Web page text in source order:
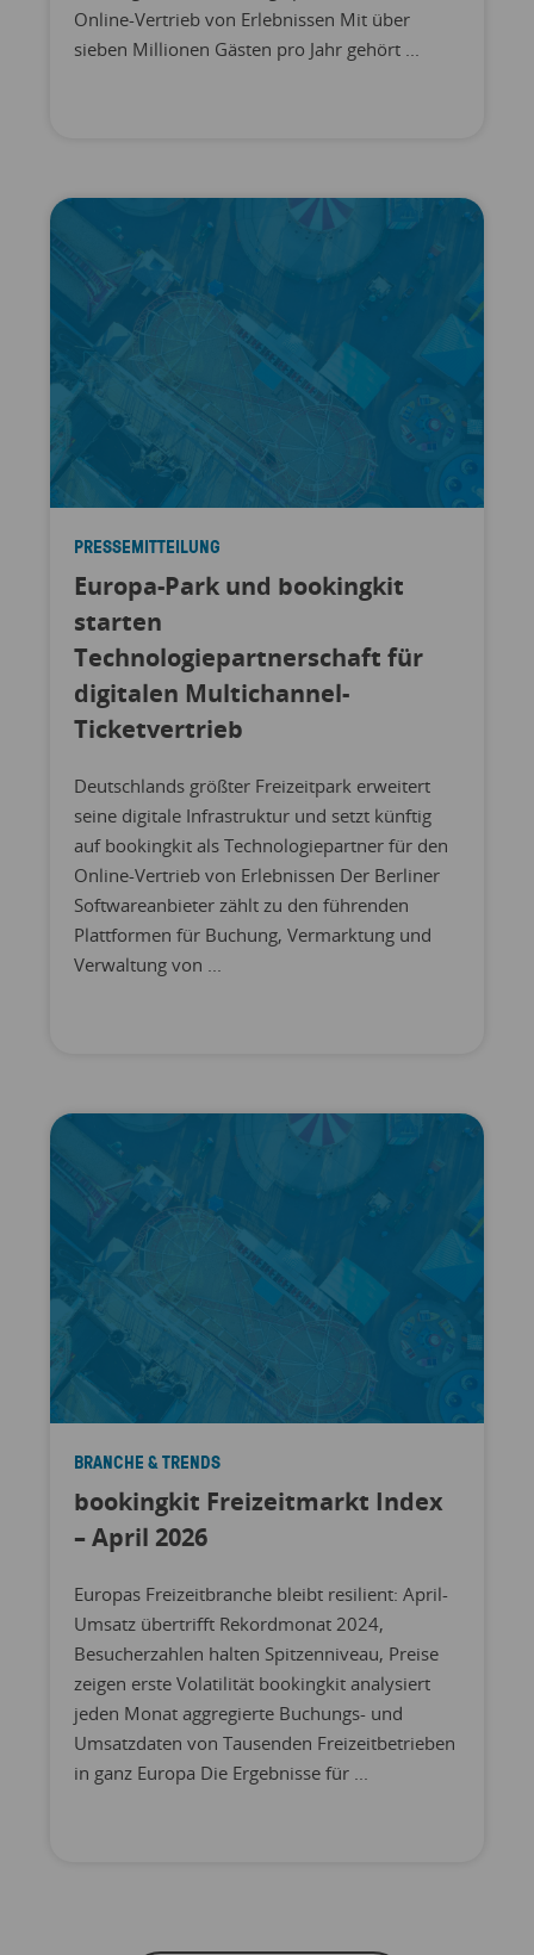
Online-Vertrieb von Erlebnissen Mit über
sieben Millionen Gästen pro Jahr gehört ...
PRESSEMITTEILUNG
Europa-Park und bookingkit
starten
Technologiepartnerschaft für
digitalen Multichannel-
Ticketvertrieb
Deutschlands größter Freizeitpark erweitert
seine digitale Infrastruktur und setzt künftig
auf bookingkit als Technologiepartner für den
Online-Vertrieb von Erlebnissen Der Berliner
Softwareanbieter zählt zu den führenden
Plattformen für Buchung, Vermarktung und
Verwaltung von ...
BRANCHE & TRENDS
bookingkit Freizeitmarkt Index
– April 2026
Europas Freizeitbranche bleibt resilient: April-
Umsatz übertrifft Rekordmonat 2024,
Besucherzahlen halten Spitzenniveau, Preise
zeigen erste Volatilität bookingkit analysiert
jeden Monat aggregierte Buchungs- und
Umsatzdaten von Tausenden Freizeitbetrieben
in ganz Europa Die Ergebnisse für ...